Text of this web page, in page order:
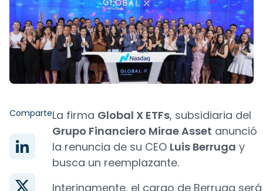
ComparteLa firma Global X ETFs, subsidiaria del
Grupo Financiero Mirae Asset anunció
la renuncia de su CEO Luis Berruga y
busca un reemplazante.
Interinamente, el cargo de Berruga será